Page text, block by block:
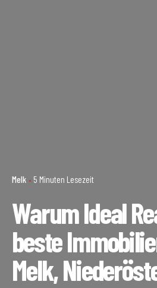
Melk 5 Minuten Lesezeit
Warum Ideal
beste
Melk,